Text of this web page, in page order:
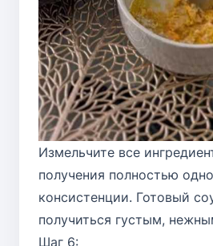
Измельчите все
получения полностью
консистенции. Готовый
получиться густым,
Шаг 6: